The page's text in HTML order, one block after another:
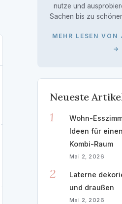
nutze und
Sachen bis zu
MEHR LESEN
→
Neueste
1
Wohn-
Ideen für
Kombi-Raum
Mai 2, 2026
2
Laterne
und draußen
Mai 2, 2026